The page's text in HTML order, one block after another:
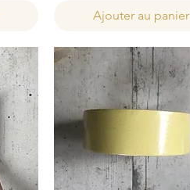
Ajouter au panier